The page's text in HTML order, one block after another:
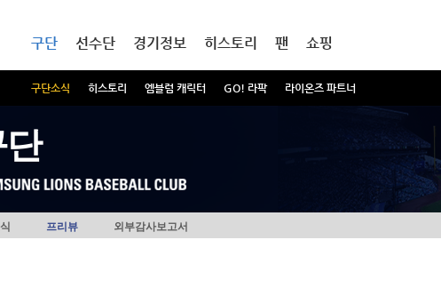
구단
구단소식 히스토리 엠블럼 캐릭터 GO! 라팍 라이온즈 파트너
선수단 경기정보 히스토리 팬 쇼핑
단
프리뷰 외부감사보고서